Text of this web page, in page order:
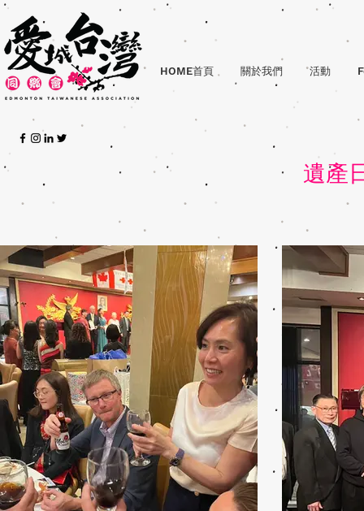
HOME首頁 關於我們 活動
遺產